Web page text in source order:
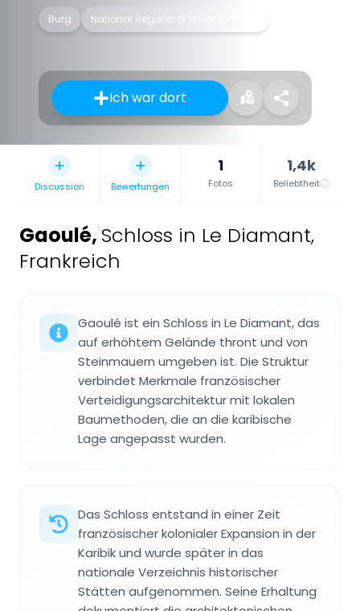
Burg National Register of Historic Places
Ich war dort
Discussion Bewertungen
1
Fotos
1,4k
Beliebtheit
Gaoulé, Schloss in Le Diamant,
Frankreich
Gaoulé ist ein Schloss in Le Diamant, das
auf erhöhtem Gelände thront und von
Steinmauern umgeben ist. Die Struktur
verbindet Merkmale französischer
Verteidigungsarchitektur mit lokalen
Baumethoden, die an die karibische
Lage angepasst wurden.
Das Schloss entstand in einer Zeit
französischer kolonialer Expansion in der
Karibik und wurde später in das
nationale Verzeichnis historischer
Stätten aufgenommen. Seine Erhaltung